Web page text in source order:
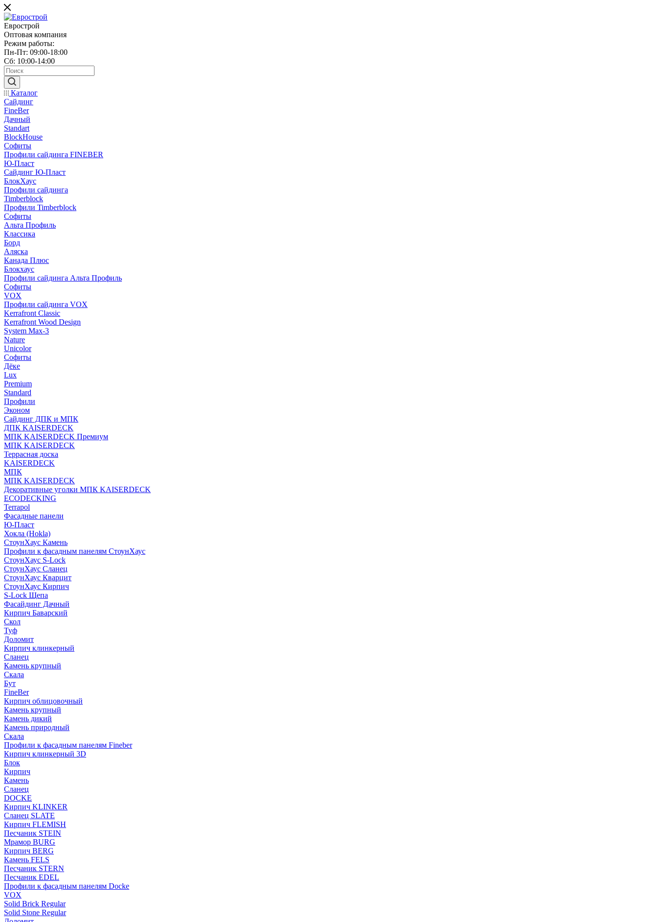
Еврострой
Оптовая компания
Режим работы:
Пн-Пт: 09:00-18:00
Сб: 10:00-14:00
Каталог
Сайдинг
FineBer
Дачный
Standart
BlockHouse
Софиты
Профили сайдинга FINEBER
Ю-Пласт
Сайдинг Ю-Пласт
БлокХаус
Профили сайдинга
Timberblock
Профили Timberblock
Софиты
Альта Профиль
Классика
Борд
Аляска
Канада Плюс
Блокхаус
Профили сайдинга Альта Профиль
Софиты
VOX
Профили сайдинга VOX
Kerrafront Classic
Kerrafront Wood Design
System Max-3
Nature
Unicolor
Софиты
Дёке
Lux
Premium
Standard
Профили
Эконом
Сайдинг ДПК и МПК
ДПК KAISERDECK
МПК KAISERDECK Премиум
МПК KAISERDECK
Террасная доска
KAISERDECK
МПК
МПК KAISERDECK
Декоративные уголки МПК KAISERDECK
ECODECKING
Terrapol
Фасадные панели
Ю-Пласт
Хокла (Hokla)
СтоунХаус Камень
Профили к фасадным панелям СтоунХаус
СтоунХаус S-Lock
СтоунХаус Сланец
СтоунХаус Кварцит
СтоунХаус Кирпич
S-Lock Щепа
Фасайдинг Дачный
Кирпич Баварский
Скол
Туф
Доломит
Кирпич клинкерный
Сланец
Камень крупный
Скала
Бут
FineBer
Кирпич облицовочный
Камень крупный
Камень дикий
Камень природный
Скала
Профили к фасадным панелям Fineber
Кирпич клинкерный 3D
Блок
Кирпич
Камень
Сланец
DOCKE
Кирпич KLINKER
Сланец SLATE
Кирпич FLEMISH
Пес­ча­ник STEIN
Мрамор BURG
Кирпич BERG
Камень FELS
Пес­ча­ник STERN
Пес­ча­ник EDEL
Профили к фасадным панелям Docke
VOX
Solid Brick Regular
Solid Stone Regular